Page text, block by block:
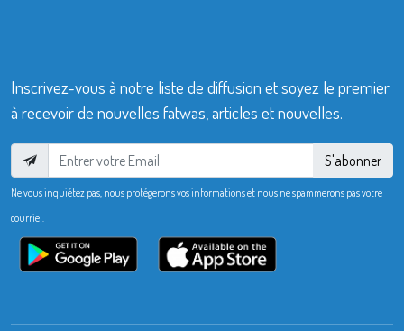
Inscrivez-vous à notre liste de diffusion et soyez le premier
à recevoir de nouvelles fatwas, articles et nouvelles.
S'abonner
Ne vous inquiétez pas, nous protégerons vos informations et nous ne spammerons pas votre
courriel.